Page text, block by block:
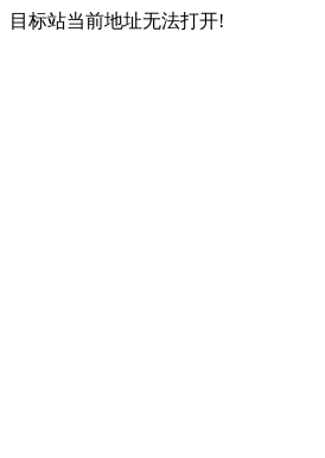
目标站当前地址无法打开!